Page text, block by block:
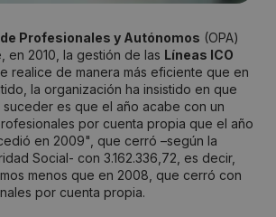
Profesionales y Autónomos (OPA)
en 2010, la gestión de las Líneas ICO
realice de manera más eficiente que en
la organización ha insistido en que
es que el año acabe con un
por cuenta propia que el año
en 2009", que cerró –según la
Social- con 3.162.336,72, es decir,
menos que en 2008, que cerró con
por cuenta propia.